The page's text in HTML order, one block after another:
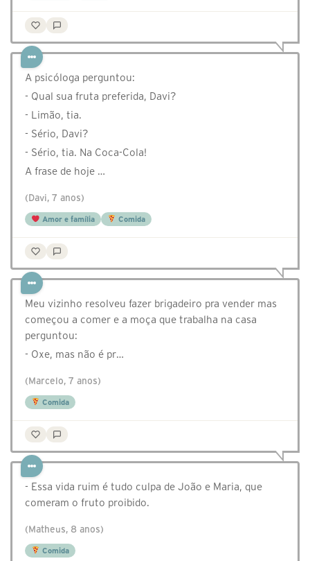
A psicóloga perguntou:
- Qual sua fruta preferida, Davi?
- Limão, tia.
- Sério, Davi?
- Sério, tia. Na Coca-Cola!
A frase de hoje …
(Davi, 7 anos)
Amor e família Comida
Meu vizinho resolveu fazer brigadeiro pra vender mas
começou a comer e a moça que trabalha na casa
perguntou:
- Oxe, mas não é pr…
(Marcelo, 7 anos)
Comida
- Essa vida ruim é tudo culpa de João e Maria, que
comeram o fruto proibido.
(Matheus, 8 anos)
Comida